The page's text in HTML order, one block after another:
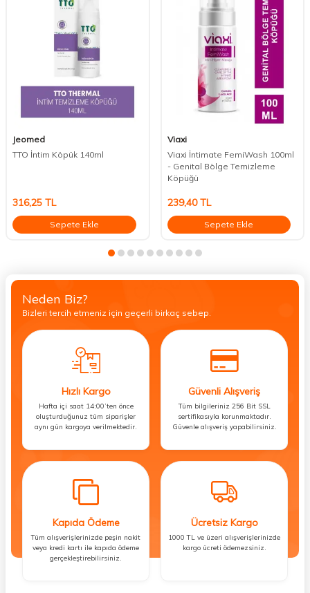
Jeomed
TTO İntim Köpük 140ml
316,25 TL
Sepete Ekle
Viaxi
Viaxi İntimate FemiWash 100ml
- Genital Bölge Temizleme
Köpüğü
239,40TL
Sepete Ekle
Neden Biz?
Bizleri tercih etmeniz için geçerli birkaç sebep.
Hızlı Kargo
Hafta içi saat 14:00’ten önce
oluşturduğunuz tüm siparişler
aynı gün kargoya verilmektedir.
Güvenli Alışveriş
Tüm bilgileriniz 256 Bit SSL
sertifikasıyla korunmaktadır.
Güvenle alışveriş yapabilirsiniz.
Kapıda Ödeme
Tüm alışverişlerinizde peşin nakit
veya kredi kartı ile kapıda ödeme
gerçekleştirebilirsiniz.
Ücretsiz Kargo
1000 TL ve üzeri alışverişlerinizde
kargo ücreti ödemezsiniz.